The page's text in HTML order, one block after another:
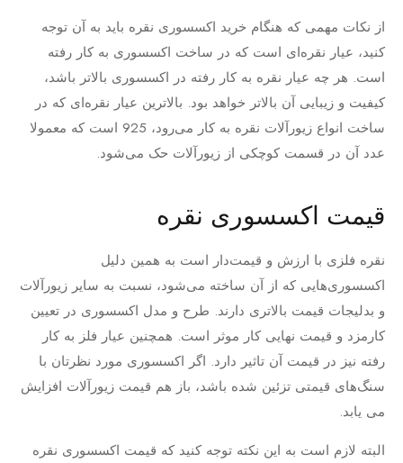
از نکات مهمی که هنگام خرید اکسسوری نقره باید به آن توجه
کنید، عیار نقره‌‌ای است که در ساخت اکسسوری به کار رفته
است. هر چه عیار نقره به کار رفته در اکسسوری بالاتر باشد،
کیفیت و زیبایی آن بالاتر خواهد بود. بالاترین عیار نقره‌ای که در
ساخت انواع زیورآلات نقره به کار می‌رود، 925 است که معمولا
عدد آن در قسمت کوچکی از زیورآلات حک می‌شود.
قیمت اکسسوری نقره
نقره فلزی با ارزش و قیمت‌دار است به همین دلیل
اکسسوری‌هایی که از آن ساخته می‌شود، نسبت به سایر زیورآلات
و بدلیجات قیمت بالاتری دارند. طرح و مدل اکسسوری در تعیین
کارمزد و قیمت نهایی کار موثر است. همچنین عیار فلز به کار
رفته نیز در قیمت آن تاثیر دارد. اگر اکسسوری مورد نظرتان با
سنگ‌های قیمتی تزئین شده باشد، باز هم قیمت زیورآلات افزایش
می یابد.
البته لازم است به این نکته توجه کنید که قیمت اکسسوری نقره